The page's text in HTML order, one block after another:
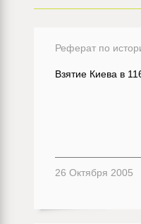
Реферат по
Взятие Киева в
26 Октября 2005